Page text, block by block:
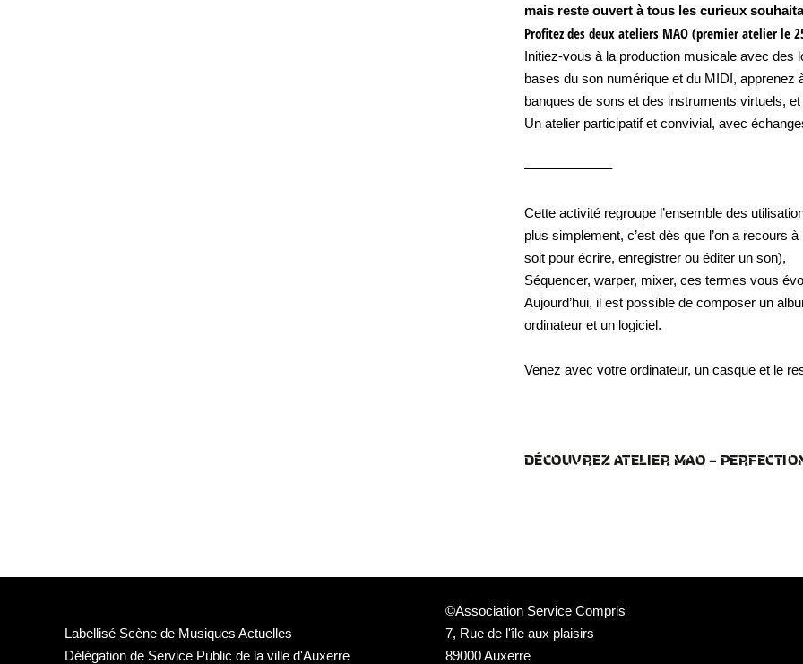
mais reste ouvert à tous les curieux
Profitez des deux ateliers MAO (premier atelier le
Initiez-vous à la production musicale avec
bases du son numérique et du MIDI,
banques de sons et des instruments virtuels,
Un atelier participatif et convivial, avec
——————–
Cette activité regroupe l’ensemble des
plus simplement, c’est dès que l’on a recours
soit pour écrire, enregistrer ou éditer un son),
Séquencer, warper, mixer, ces termes vous
Aujourd’hui, il est possible de composer un
ordinateur et un logiciel.
Venez avec votre ordinateur, un casque et le
DÉCOUVREZ ATELIER MAO –
Labellisé Scène de Musiques Actuelles
Délégation de Service Public de la ville d'Auxerre
©Association Service Compris
7, Rue de l'île aux plaisirs
89000 Auxerre